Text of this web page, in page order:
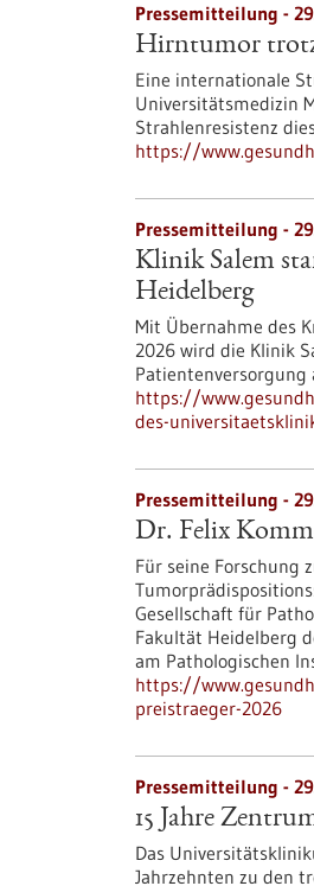
Pressemitteilung -
Hirntumor
Eine internationale
Universitätsmedizin
Strahlenresistenz
https://
Pressemitteilung -
Klinik Salem
Heidelberg
Mit Übernahme des
2026 wird die Klinik
https://
des-
Pressemitteilung -
Dr. Felix
Für seine Forschung
Gesellschaft für
Fakultät Heidelberg
am Pathologischen
https://
preistraeger-2026
Pressemitteilung -
15 Jahre
Das
Jahrzehnten zu den